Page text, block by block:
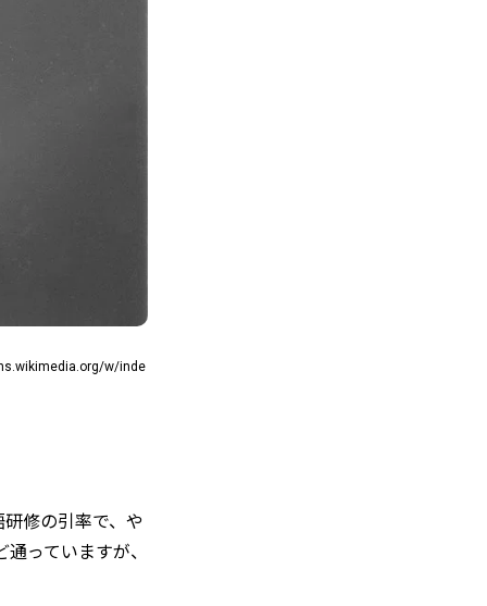
w/inde
修の引率で、や
っていますが、